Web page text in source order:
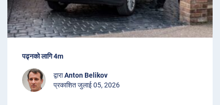
पढ्नको लागि 4m
द्वाराAnton Belikov
प्रकाशित जुलाई 05, 2026